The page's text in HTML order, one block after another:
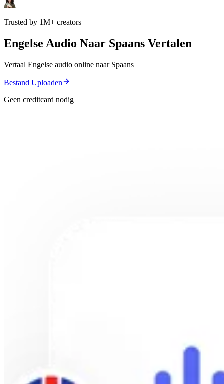
Trusted by 1M+ creators
Engelse Audio Naar Spaans Vertalen
Vertaal Engelse audio online naar Spaans
Bestand Uploaden
Geen creditcard nodig